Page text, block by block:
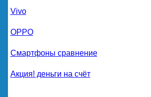
Vivo
OPPO
Смартфоны сравнение
Акция! деньги на счёт